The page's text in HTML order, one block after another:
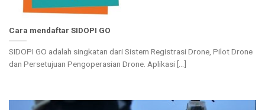
Cara mendaftar SIDOPI GO
SIDOPI GO adalah singkatan dari Sistem Registrasi Drone, Pilot Drone
dan Persetujuan Pengoperasian Drone. Aplikasi [...]